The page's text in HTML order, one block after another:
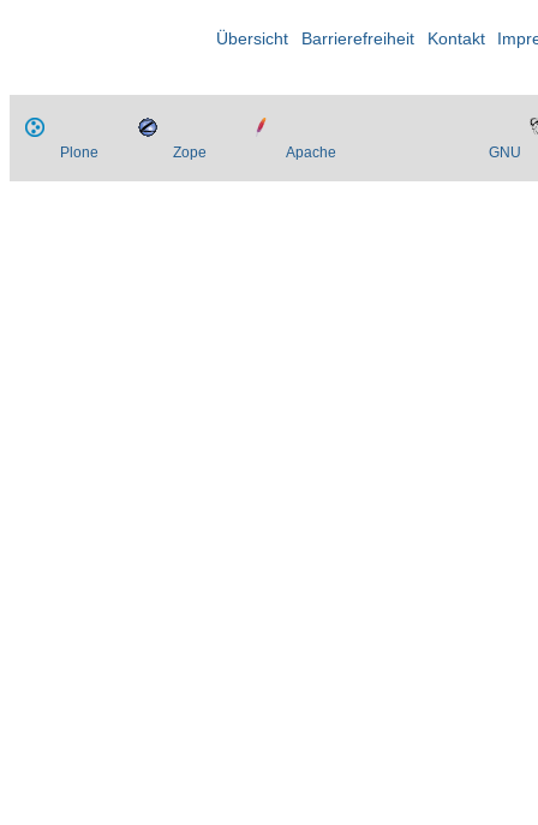
Übersicht Barrierefreiheit Kontakt
Plone Zope Apache GNU